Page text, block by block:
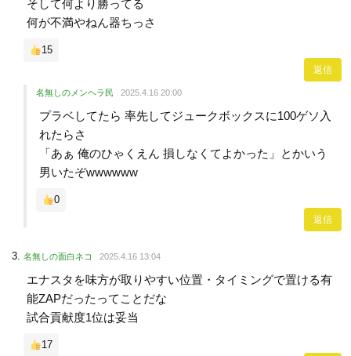
そして何より勝ってる
何が不満やねん器ちっさ
15
返信
名無しのメンヘラ民 2025.4.16 20:00
プラベしてたら 率先してジュークボックスに100ゲソ入
れたらさ
「あぁ 俺のひゃくえん 損しなくてよかった」とかいう
男いたぞwwwwww
0
返信
名無しの面白ネコ 2025.4.16 13:04
エナスタを味方が取りやすい位置・タイミングで置ける有
能ZAPだったってことだな
試合貢献度1位は妥当
17